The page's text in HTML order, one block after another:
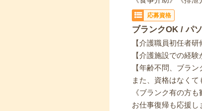
応募資格
ブランクOK / パ
【介護職員初任者研
【介護施設での経験
【年齢不問、ブラン
また、資格はなく
《ブランク有の方も
お仕事復帰も応援し